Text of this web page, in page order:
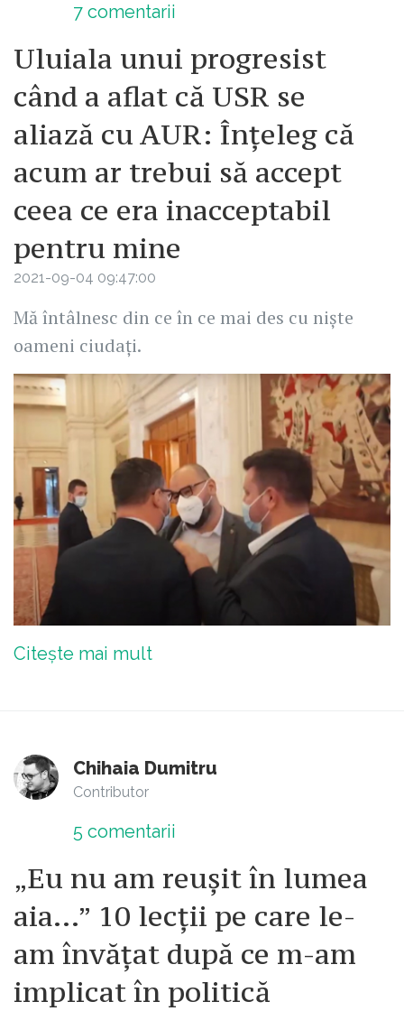
7 comentarii
Uluiala unui progresist
când a aflat că USR se
aliază cu AUR: Înțeleg că
acum ar trebui să accept
ceea ce era inacceptabil
pentru mine
2021-09-04 09:47:00
Mă întâlnesc din ce în ce mai des cu niște
oameni ciudați.
Citește mai mult
Chihaia Dumitru
Contributor
5 comentarii
„Eu nu am reușit în lumea
aia...” 10 lecții pe care le-
am învățat după ce m-am
implicat în politică